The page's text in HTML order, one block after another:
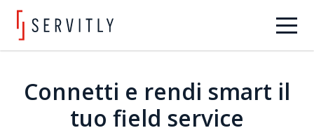
Connetti e rendi smart il
tuo field service